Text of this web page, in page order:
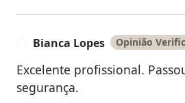
Bianca Lopes Opinião
Excelente profissional.
segurança.